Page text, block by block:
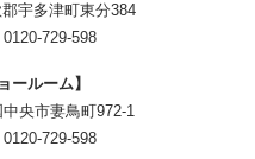
宇多津町東分384
0120-729-598
ールーム】
央市妻鳥町972-1
0120-729-598